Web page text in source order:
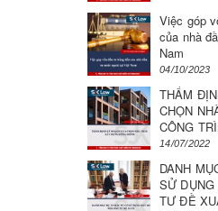
Việc góp
của nhà
Nam
04/10/2023
THẨM
CHỌN
CÔNG
14/07/2022
DANH
SỬ
TƯ ĐỀ